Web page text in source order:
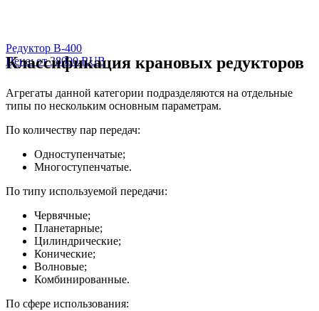
Редуктор В-400
Цена: от 38000 RUB
Классификация крановых редукторов
Агрегаты данной категории подразделяются на отдельные
типы по нескольким основным параметрам.
По количеству пар передач:
Одноступенчатые;
Многоступенчатые.
По типу используемой передачи:
Червячные;
Планетарные;
Цилиндрические;
Конические;
Волновые;
Комбинированные.
По сфере использования: